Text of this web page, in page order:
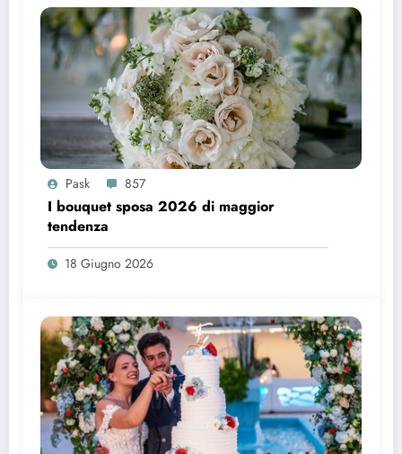
Pask 857
I bouquet sposa 2026 di maggior
tendenza
18 Giugno 2026